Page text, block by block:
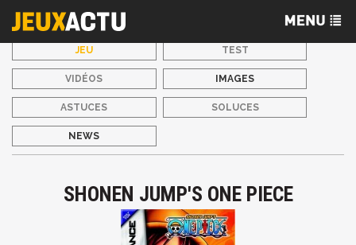
JEU TEST
VIDÉOS IMAGES
ASTUCES SOLUCES
NEWS
SHONEN JUMP'S ONE PIECE